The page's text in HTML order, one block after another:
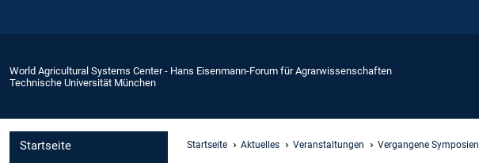
World Agricultural Systems Center - Hans Eisenmann-Forum für Agrarwissenschaften
Technische Universität München
Startseite Startseite Aktuelles Veranstaltungen Vergangene Symposien